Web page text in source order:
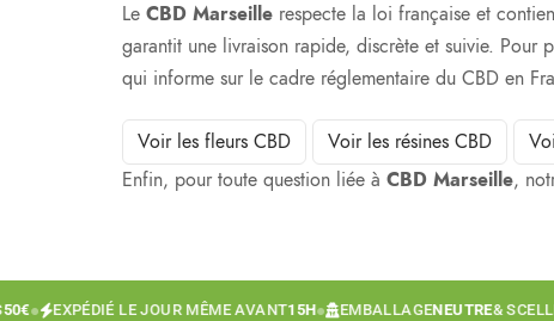
Le CBD Marseille respecte la loi française et
garantit une livraison rapide, discrète et suivie. Pour
qui informe sur le cadre réglementaire du CBD en
Voir les fleurs CBD Voir les résines CBD
Enfin, pour toute question liée à CBD Marseille,
● EXPÉDIÉ LE JOUR MÊME AVANT15H● EMBALLAGENEUTRE& SCELLÉ●